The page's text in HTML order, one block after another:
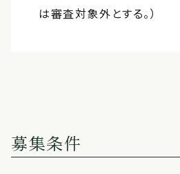
は審査対象外とする。）
募集条件